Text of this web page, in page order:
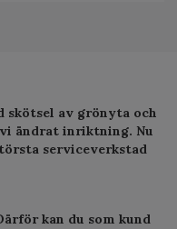
skötsel av grönyta och
ändrat inriktning. Nu
serviceverkstad
kan du som kund